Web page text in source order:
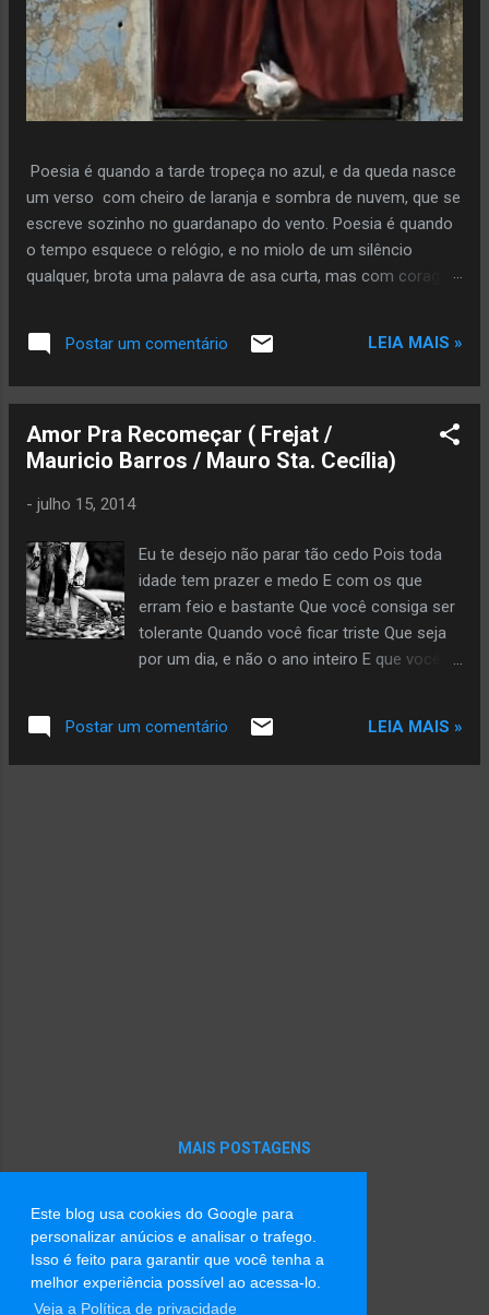
Este blog usa cookies do Google para
personalizar anúcios e analisar o trafego.
Isso é feito para garantir que você tenha a
melhor experiência possível ao acessa-lo.
Veja a Política de privacidade
Poesia é quando a tarde tropeça no azul, e da queda nasce
um verso com cheiro de laranja e sombra de nuvem, que se
escreve sozinho no guardanapo do vento. Poesia é quando
o tempo esquece o relógio, e no miolo de um silêncio
qualquer, brota uma palavra de asa curta, mas com coragem
sem pressa, sem plano, só porque ouviu o sussurro da terra
dizendo: “vai”. Copyright © 2026 by Glória Vara All rights
Postar um comentário LEIA MAIS »
Amor Pra Recomeçar ( Frejat /
Mauricio Barros / Mauro Sta. Cecília)
- julho 15, 2014
Eu te desejo não parar tão cedo Pois toda
idade tem prazer e medo E com os que
erram feio e bastante Que você consiga ser
tolerante Quando você ficar triste Que seja
por um dia, e não o ano inteiro E que você
Postar um comentário LEIA MAIS »
MAIS POSTAGENS
Tecnologia do Blogger
Imagens de tema por